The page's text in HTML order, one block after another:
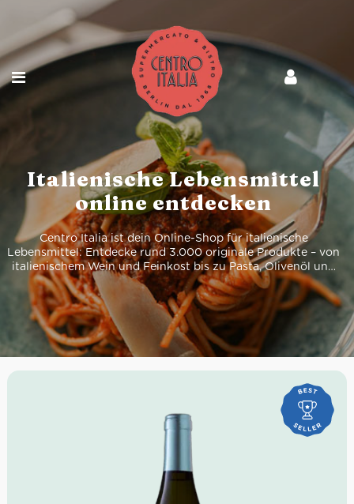
Italienische Lebensmittel
online entdecken
Centro Italia ist dein Online-Shop für italienische
Lebensmittel: Entdecke rund 3.000 originale Produkte – von
italienischem Wein und Feinkost bis zu Pasta, Olivenöl und
Spirituosen, bequem online bestellt und geliefert.